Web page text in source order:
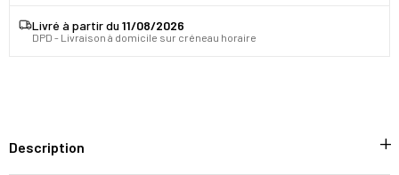
Livré à partir du 11/08/2026
DPD - Livraison à domicile sur créneau horaire
Description